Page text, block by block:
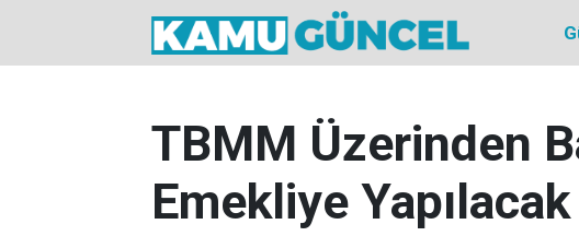
TBMM Üzerinden
Emekliye